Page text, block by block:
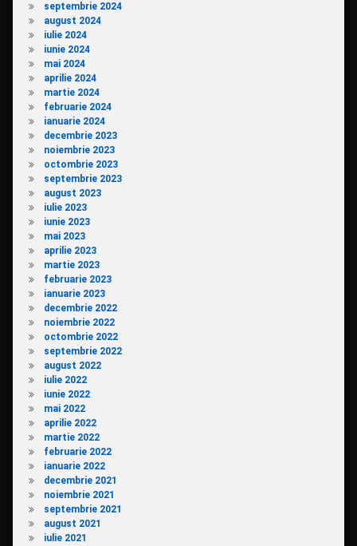
septembrie 2024
august 2024
iulie 2024
iunie 2024
mai 2024
aprilie 2024
martie 2024
februarie 2024
ianuarie 2024
decembrie 2023
noiembrie 2023
octombrie 2023
septembrie 2023
august 2023
iulie 2023
iunie 2023
mai 2023
aprilie 2023
martie 2023
februarie 2023
ianuarie 2023
decembrie 2022
noiembrie 2022
octombrie 2022
septembrie 2022
august 2022
iulie 2022
iunie 2022
mai 2022
aprilie 2022
martie 2022
februarie 2022
ianuarie 2022
decembrie 2021
noiembrie 2021
septembrie 2021
august 2021
iulie 2021